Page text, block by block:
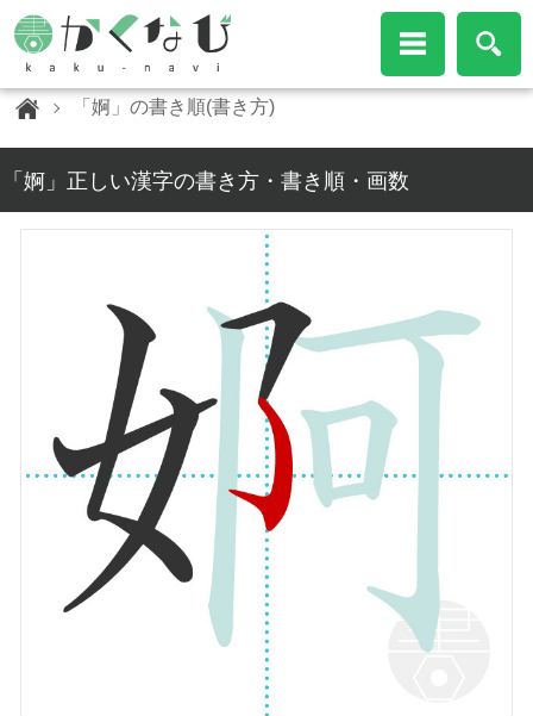
「婀」の書き順(書き方)
「婀」正しい漢字の書き方・書き順・画数